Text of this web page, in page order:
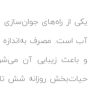
یکی از راه‌های
آب است. مصرف
و باعث زیبایی آن
حیات‌بخش روزانه شش تا